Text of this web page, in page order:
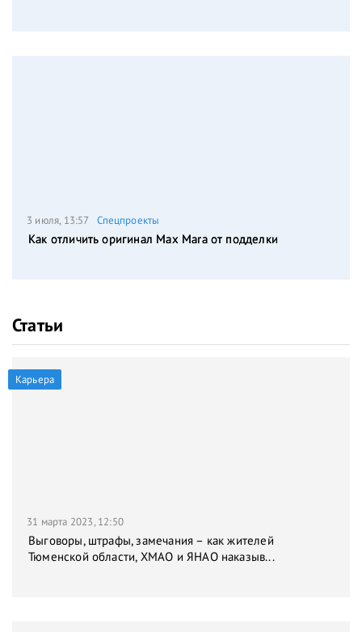
3 июля, 13:57 Спецпроекты
Как отличить оригинал Max Mara от подделки
Статьи
Карьера
31 марта 2023, 12:50
Выговоры, штрафы, замечания – как жителей
Тюменской области, ХМАО и ЯНАО наказыв...